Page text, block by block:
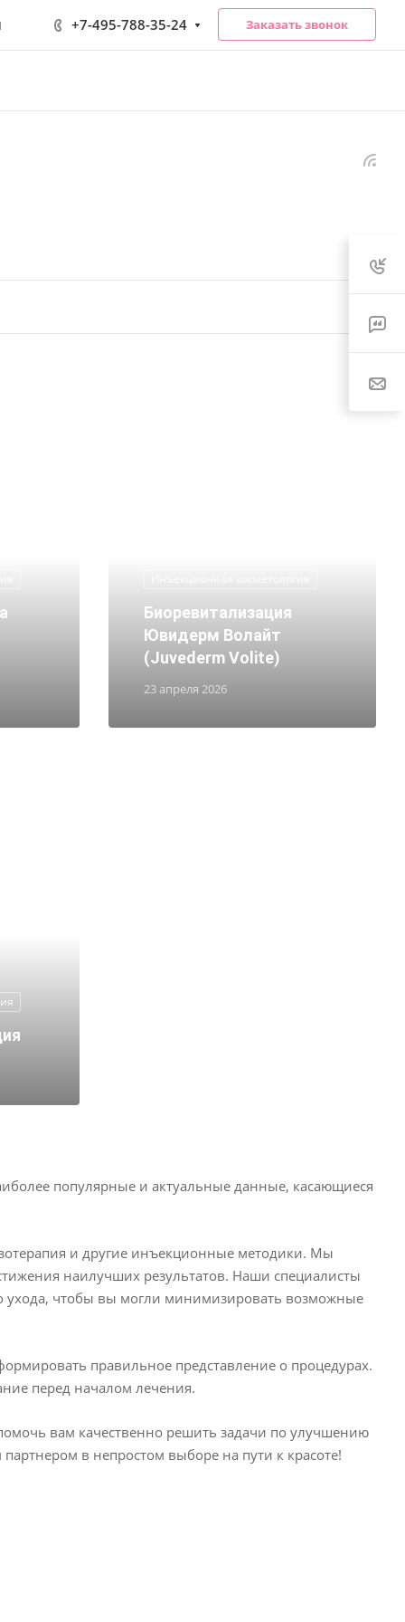
+7-495-788-35-24 Заказать звонок
23 апреля 2026
Биоревитализация
Ювидерм Волайт
(Juvederm Volite)
популярные и актуальные данные, касающиеся
и другие инъекционные методики. Мы
наилучших результатов. Наши специалисты
ухода, чтобы вы могли минимизировать возможные
правильное представление о процедурах.
перед началом лечения.
вам качественно решить задачи по улучшению
в непростом выборе на пути к красоте!